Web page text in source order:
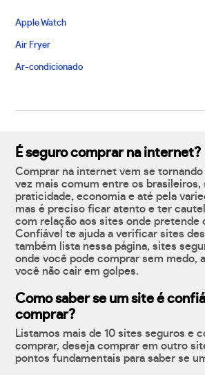
Apple Watch
Air Fryer
Ar-condicionado
É seguro comprar na internet?
Comprar na internet vem se
vez mais comum entre os brasileiros,
praticidade, economia e até pela
mas é preciso ficar atento e ter
com relação aos sites onde pretende
Confiável te ajuda a verificar sites
também lista nessa página, sites
onde você pode comprar sem medo,
você não cair em golpes.
Como saber se um site é
comprar?
Listamos mais de 10 sites seguros e
comprar, deseja comprar em outro
pontos fundamentais para saber se